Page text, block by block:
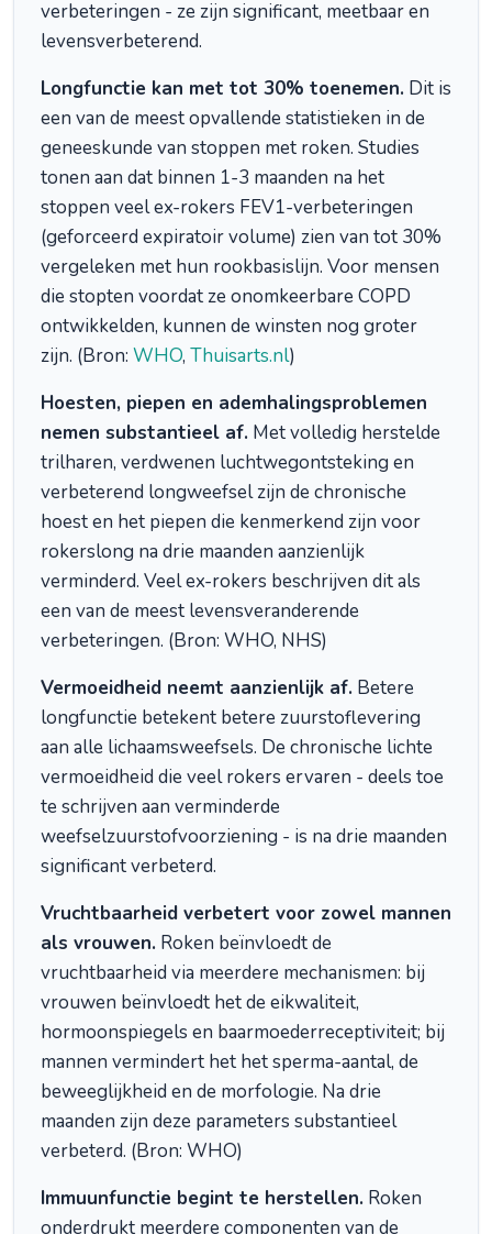
verbeteringen - ze zijn significant, meetbaar en
levensverbeterend.
Longfunctie kan met tot 30% toenemen. Dit is
een van de meest opvallende statistieken in de
geneeskunde van stoppen met roken. Studies
tonen aan dat binnen 1-3 maanden na het
stoppen veel ex-rokers FEV1-verbeteringen
(geforceerd expiratoir volume) zien van tot 30%
vergeleken met hun rookbasislijn. Voor mensen
die stopten voordat ze onomkeerbare COPD
ontwikkelden, kunnen de winsten nog groter
zijn. (Bron: WHO, Thuisarts.nl)
Hoesten, piepen en ademhalingsproblemen
nemen substantieel af. Met volledig herstelde
trilharen, verdwenen luchtwegontsteking en
verbeterend longweefsel zijn de chronische
hoest en het piepen die kenmerkend zijn voor
rokerslong na drie maanden aanzienlijk
verminderd. Veel ex-rokers beschrijven dit als
een van de meest levensveranderende
verbeteringen. (Bron: WHO, NHS)
Vermoeidheid neemt aanzienlijk af. Betere
longfunctie betekent betere zuurstoflevering
aan alle lichaamsweefsels. De chronische lichte
vermoeidheid die veel rokers ervaren - deels toe
te schrijven aan verminderde
weefselzuurstofvoorziening - is na drie maanden
significant verbeterd.
Vruchtbaarheid verbetert voor zowel mannen
als vrouwen. Roken beïnvloedt de
vruchtbaarheid via meerdere mechanismen: bij
vrouwen beïnvloedt het de eikwaliteit,
hormoonspiegels en baarmoederreceptiviteit; bij
mannen vermindert het het sperma-aantal, de
beweeglijkheid en de morfologie. Na drie
maanden zijn deze parameters substantieel
verbeterd. (Bron: WHO)
Immuunfunctie begint te herstellen. Roken
onderdrukt meerdere componenten van de